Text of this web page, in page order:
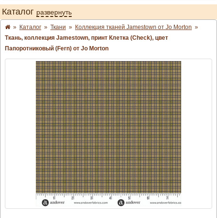
Каталог развернуть
» Каталог » Ткани » Коллекция тканей Jamestown от Jo Morton »
Ткань, коллекция Jamestown, принт Клетка (Check), цвет
Папоротниковый (Fern) от Jo Morton